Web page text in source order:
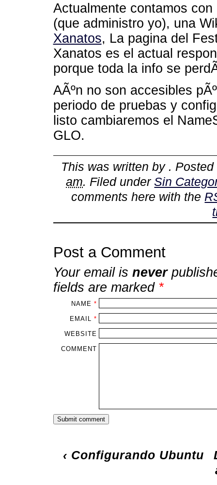
Actualmente contamos
(que administro yo), una
Xanatos, La pagina del
Xanatos es el actual
porque toda la info se
AÃºn no son accesibles
periodo de pruebas y
listo cambiaremos el
GLO.
This was written by .
am. Filed underSin
comments here with the
Post a Comment
Your email is never
fields are marked *
NAME *
EMAIL *
WEBSITE
COMMENT
‹ Configurando Ubuntu